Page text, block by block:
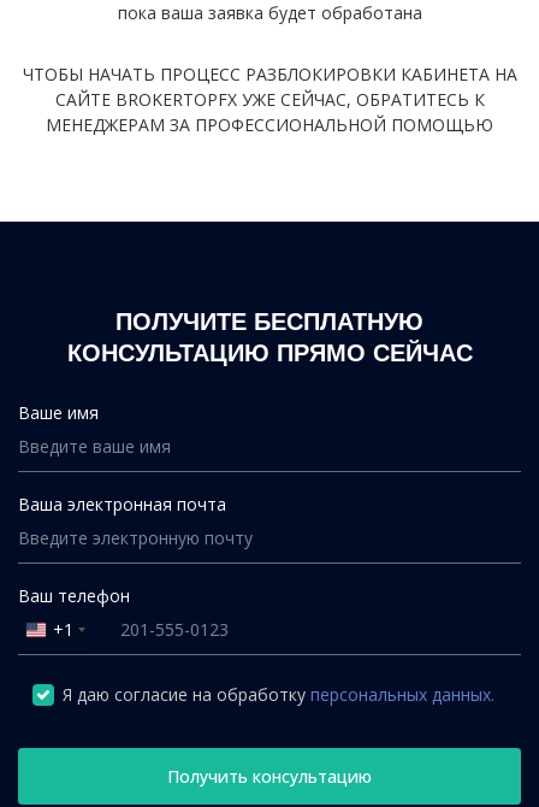
пока ваша заявка будет обработана
ЧТОБЫ НАЧАТЬ ПРОЦЕСС РАЗБЛОКИРОВКИ КАБИНЕТА НА
САЙТЕ BROKERTOPFX УЖЕ СЕЙЧАС, ОБРАТИТЕСЬ К
МЕНЕДЖЕРАМ ЗА ПРОФЕССИОНАЛЬНОЙ ПОМОЩЬЮ
ПОЛУЧИТЕ БЕСПЛАТНУЮ
КОНСУЛЬТАЦИЮ ПРЯМО СЕЙЧАС
Ваше имя
Ваша электронная почта
Ваш телефон
United
States
+1
+1
Я даю согласие на обработку персональных данных.
Получить консультацию